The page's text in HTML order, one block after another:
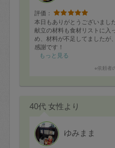
評価：
本日もありがとうございまし
献立の材料も食材リストに入
め、材料が不足してましたが
感謝です！
もっと見る
※依頼者
40代 女性より
ゆみまま